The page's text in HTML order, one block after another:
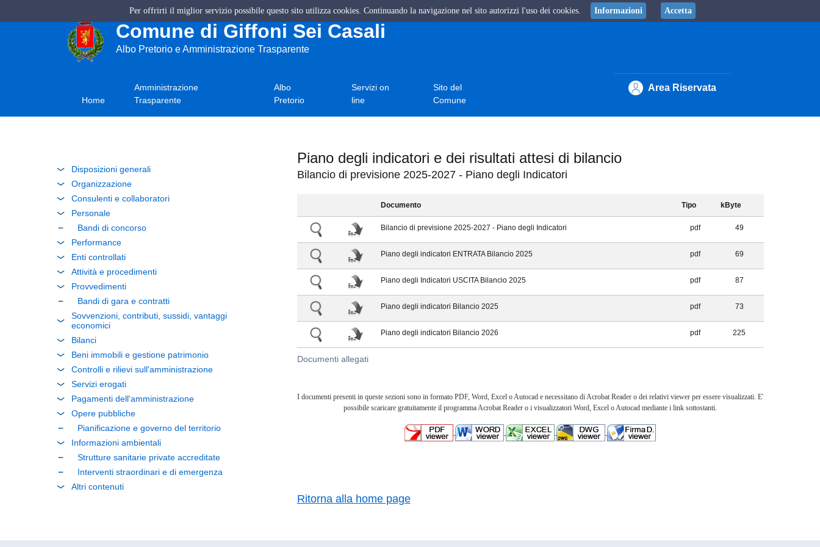
Comune di Giffoni Sei Casali
Albo Pretorio e Amministrazione Trasparente
Home
Amministrazione
Trasparente
Albo
Pretorio
Servizi on
line
Sito del
Comune
Area Riservata
Disposizioni generali
Organizzazione
Consulenti e collaboratori
Personale
Bandi di concorso
Performance
Enti controllati
Attività e procedimenti
Provvedimenti
Bandi di gara e contratti
Sovvenzioni, contributi, sussidi, vantaggi
economici
Bilanci
Beni immobili e gestione patrimonio
Controlli e rilievi sull'amministrazione
Servizi erogati
Pagamenti dell'amministrazione
Opere pubbliche
Pianificazione e governo del territorio
Informazioni ambientali
Strutture sanitarie private accreditate
Interventi straordinari e di emergenza
Altri contenuti
Piano degli indicatori e dei risultati attesi di bilancio
Bilancio di previsione 2025-2027 - Piano degli Indicatori
Documenti allegati
Documento Tipo kByte
Bilancio di previsione 2025-2027 - Piano degli Indicatori pdf 49
Piano degli indicatori ENTRATA Bilancio 2025 pdf 69
Piano degli Indicatori USCITA Bilancio 2025 pdf 87
Piano degli indicatori Bilancio 2025 pdf 73
Piano degli indicatori Bilancio 2026 pdf 225
I documenti presenti in queste sezioni sono in formato PDF, Word, Excel o Autocad e necessitano di Acrobat Reader o dei relativi viewer per essere visualizzati. E'
possibile scaricare gratuitamente il programma Acrobat Reader o i visualizzatori Word, Excel o Autocad mediante i link sottostanti.
Ritorna alla home page
Per offrirti il miglior servizio possibile questo sito utilizza cookies. Continuando la navigazione nel sito autorizzi l'uso dei cookies. Informazioni Accetta